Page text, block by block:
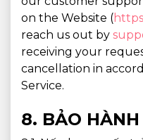
on the Website (
reach us out by
receiving your
cancellation in
Service.
8. BẢO HÀNH